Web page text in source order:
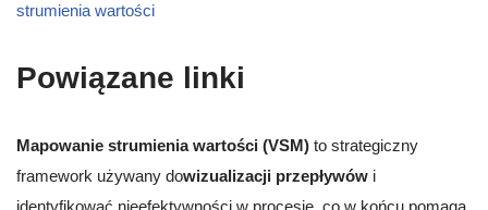
strumienia wartości
Powiązane linki
Mapowanie strumienia wartości (VSM) to strategiczny
framework używany dowizualizacji przepływów i